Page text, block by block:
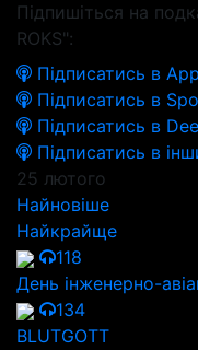
Підпишіться на
ROKS":
Підписатись в
Підписатись в
Підписатись в
Підписатись в
25 лютого
Найновіше
Найкрайще
118
День інженерно-
134
BLUTGOTT